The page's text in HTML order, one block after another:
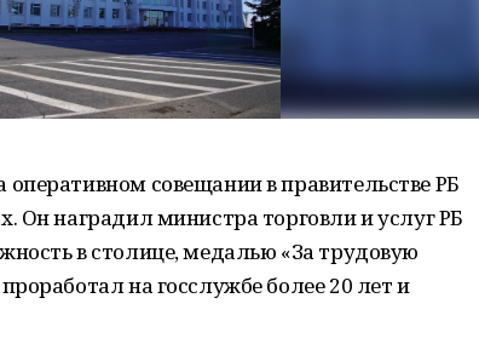
совещании в правительстве РБ
Он наградил министра торговли и услуг РБ
в столице, медалью «За трудовую
на госслужбе более 20 лет и